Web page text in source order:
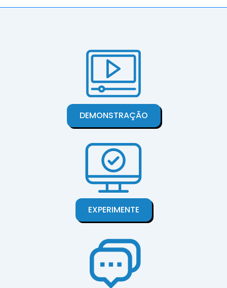
DEMONSTRAÇÃO
EXPERIMENTE